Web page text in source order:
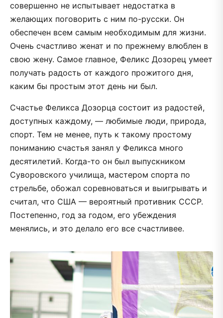
совершенно не испытывает недостатка в
желающих поговорить с ним по-русски. Он
обеспечен всем самым необходимым для жизни.
Очень счастливо женат и по прежнему влюблен в
свою жену. Самое главное, Феликс Дозорец умеет
получать радость от каждого прожитого дня,
каким бы простым этот день ни был.
Счастье Феликса Дозорца состоит из радостей,
доступных каждому, — любимые люди, природа,
спорт. Тем не менее, путь к такому простому
пониманию счастья занял у Феликса много
десятилетий. Когда-то он был выпускником
Суворовского училища, мастером спорта по
стрельбе, обожал соревноваться и выигрывать и
считал, что США — вероятный противник СССР.
Постепенно, год за годом, его убеждения
менялись, и это делало его все счастливее.